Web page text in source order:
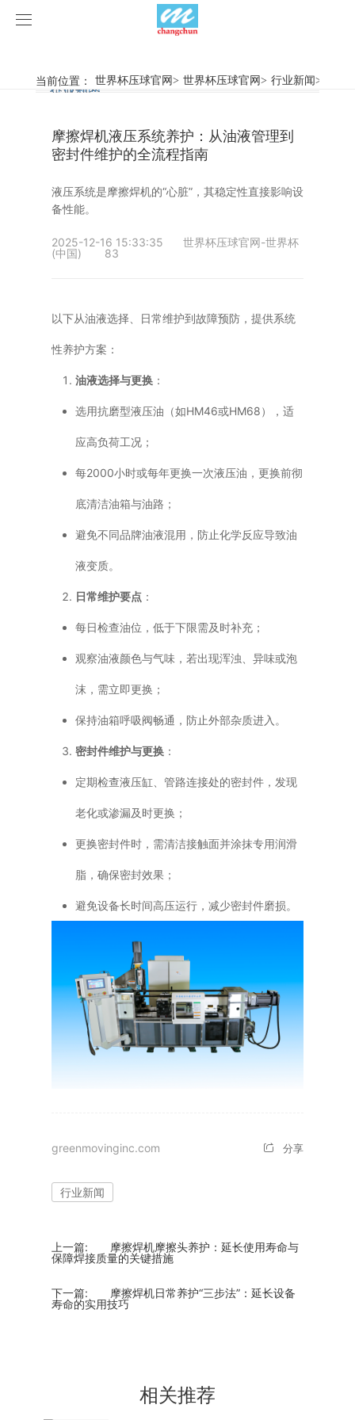
世界杯压球官网
旋弧焊机
连续驱动摩擦焊机
简易数控铣床
普通铣床
其他机床
产品视频
企业动态
客户案例
荣誉资质
世界杯压球官网-世界杯(中国)
当前位置： 世界杯压球官网> 世界杯压球官网> 行业新闻>
行业新闻
企业动态
摩擦焊机液压系统养护：从油液管理到
密封件维护的全流程指南
液压系统是摩擦焊机的“心脏”，其稳定性直接影响设
备性能。
2025-12-16 15:33:35
世界杯压球官网-世界杯
(中国)
83
以下从油液选择、日常维护到故障预防，提供系统
性养护方案：
油液选择与更换：
选用抗磨型液压油（如HM46或HM68），适
应高负荷工况；
每2000小时或每年更换一次液压油，更换前彻
底清洁油箱与油路；
避免不同品牌油液混用，防止化学反应导致油
液变质。
日常维护要点：
每日检查油位，低于下限需及时补充；
观察油液颜色与气味，若出现浑浊、异味或泡
沫，需立即更换；
保持油箱呼吸阀畅通，防止外部杂质进入。
密封件维护与更换：
定期检查液压缸、管路连接处的密封件，发现
老化或渗漏及时更换；
更换密封件时，需清洁接触面并涂抹专用润滑
脂，确保密封效果；
避免设备长时间高压运行，减少密封件磨损。
greenmovinginc.com 分享
行业新闻
上一篇:
摩擦焊机摩擦头养护：延长使用寿命与
保障焊接质量的关键措施
下一篇:
摩擦焊机日常养护“三步法”：延长设备
寿命的实用技巧
相关推荐